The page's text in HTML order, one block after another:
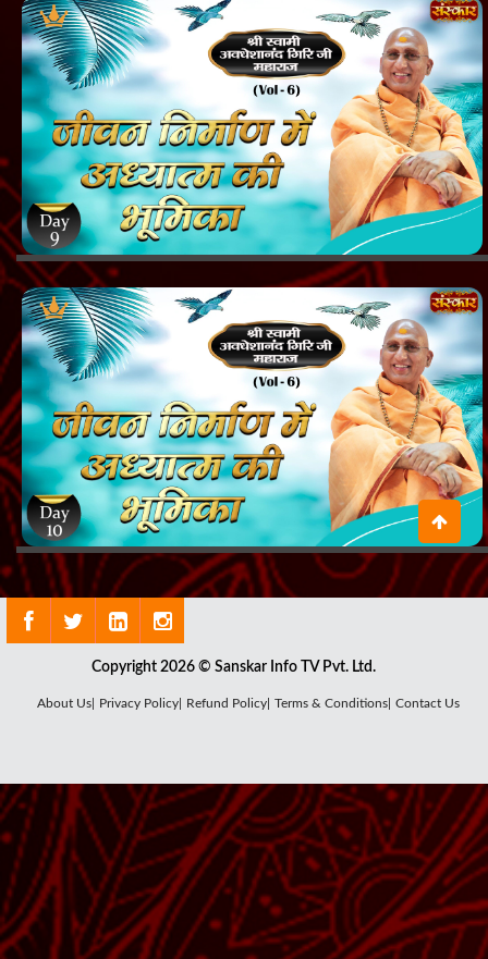
Copyright 2026 © Sanskar Info TV Pvt. Ltd.
About Us| Privacy Policy| Refund Policy| Terms & Conditions| Contact Us